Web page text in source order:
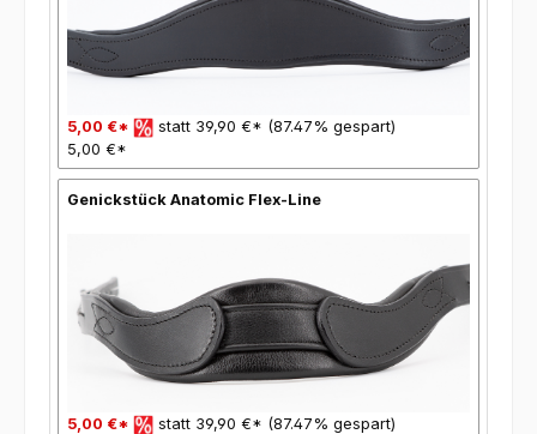
5,00 €*
statt 39,90 €* (87.47% gespart)
5,00 €*
Genickstück Anatomic Flex-Line
5,00 €*
statt 39,90 €* (87.47% gespart)